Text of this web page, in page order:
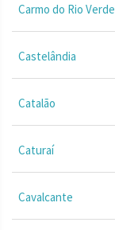
Carmo do Rio Verde
Castelândia
Catalão
Caturaí
Cavalcante